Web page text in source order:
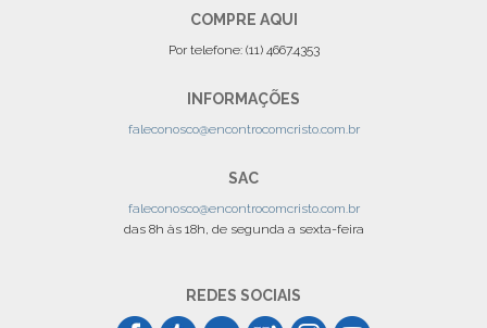
COMPRE AQUI
Por telefone: (11) 4667.4353
INFORMAÇÕES
faleconosco@encontrocomcristo.com.br
SAC
faleconosco@encontrocomcristo.com.br
das 8h às 18h, de segunda a sexta-feira
REDES SOCIAIS